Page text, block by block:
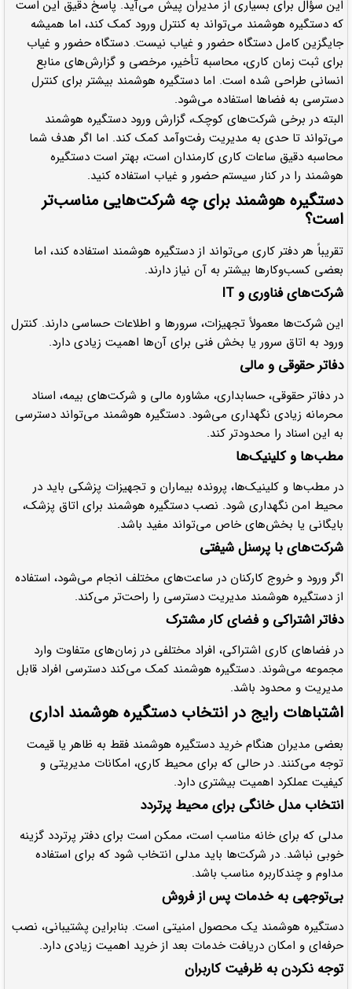
این سؤال برای بسیاری از مدیران پیش می‌آید. پاسخ دقیق این است
که دستگیره هوشمند می‌تواند به کنترل ورود کمک کند، اما همیشه
جایگزین کامل دستگاه حضور و غیاب نیست. دستگاه حضور و غیاب
برای ثبت زمان کاری، محاسبه تأخیر، مرخصی و گزارش‌های منابع
انسانی طراحی شده است. اما دستگیره هوشمند بیشتر برای کنترل
دسترسی به فضاها استفاده می‌شود.
البته در برخی شرکت‌های کوچک، گزارش ورود دستگیره هوشمند
می‌تواند تا حدی به مدیریت رفت‌وآمد کمک کند. اما اگر هدف شما
محاسبه دقیق ساعات کاری کارمندان است، بهتر است دستگیره
هوشمند را در کنار سیستم حضور و غیاب استفاده کنید.
دستگیره هوشمند برای چه شرکت‌هایی مناسب‌تر
است؟
تقریباً هر دفتر کاری می‌تواند از دستگیره هوشمند استفاده کند، اما
بعضی کسب‌وکارها بیشتر به آن نیاز دارند.
شرکت‌های فناوری و IT
این شرکت‌ها معمولاً تجهیزات، سرورها و اطلاعات حساسی دارند. کنترل
ورود به اتاق سرور یا بخش فنی برای آن‌ها اهمیت زیادی دارد.
دفاتر حقوقی و مالی
در دفاتر حقوقی، حسابداری، مشاوره مالی و شرکت‌های بیمه، اسناد
محرمانه زیادی نگهداری می‌شود. دستگیره هوشمند می‌تواند دسترسی
به این اسناد را محدودتر کند.
مطب‌ها و کلینیک‌ها
در مطب‌ها و کلینیک‌ها، پرونده بیماران و تجهیزات پزشکی باید در
محیط امن نگهداری شود. نصب دستگیره هوشمند برای اتاق پزشک،
بایگانی یا بخش‌های خاص می‌تواند مفید باشد.
شرکت‌های با پرسنل شیفتی
اگر ورود و خروج کارکنان در ساعت‌های مختلف انجام می‌شود، استفاده
از دستگیره هوشمند مدیریت دسترسی را راحت‌تر می‌کند.
دفاتر اشتراکی و فضای کار مشترک
در فضاهای کاری اشتراکی، افراد مختلفی در زمان‌های متفاوت وارد
مجموعه می‌شوند. دستگیره هوشمند کمک می‌کند دسترسی افراد قابل
مدیریت و محدود باشد.
اشتباهات رایج در انتخاب دستگیره هوشمند اداری
بعضی مدیران هنگام خرید دستگیره هوشمند فقط به ظاهر یا قیمت
توجه می‌کنند. در حالی که برای محیط کاری، امکانات مدیریتی و
کیفیت عملکرد اهمیت بیشتری دارد.
انتخاب مدل خانگی برای محیط پرتردد
مدلی که برای خانه مناسب است، ممکن است برای دفتر پرتردد گزینه
خوبی نباشد. در شرکت‌ها باید مدلی انتخاب شود که برای استفاده
مداوم و چندکاربره مناسب باشد.
بی‌توجهی به خدمات پس از فروش
دستگیره هوشمند یک محصول امنیتی است. بنابراین پشتیبانی، نصب
حرفه‌ای و امکان دریافت خدمات بعد از خرید اهمیت زیادی دارد.
توجه نکردن به ظرفیت کاربران